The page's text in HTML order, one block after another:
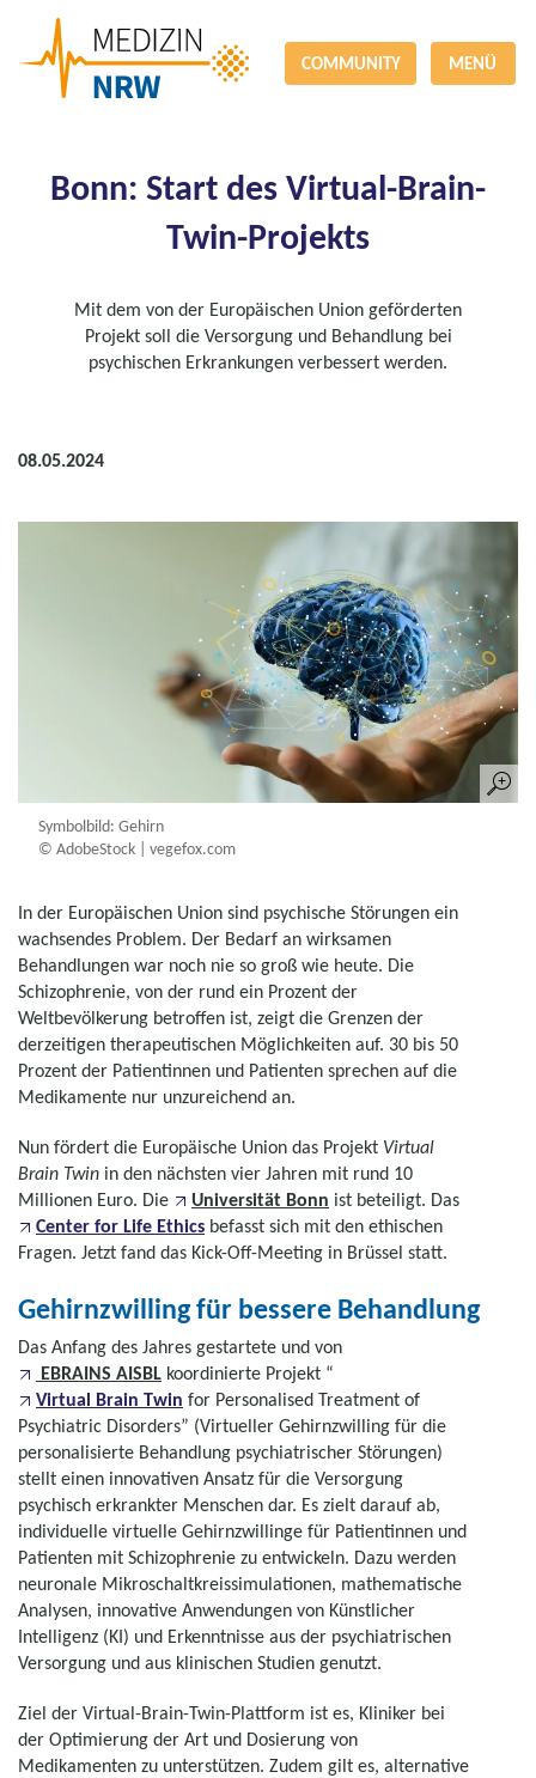
COMMUNITY MENÜ
Bonn: Start des Virtual-Brain-
Twin-Projekts
Mit dem von der Europäischen Union geförderten
Projekt soll die Versorgung und Behandlung bei
psychischen Erkrankungen verbessert werden.
08.05.2024
Symbolbild: Gehirn
© AdobeStock | vegefox.com
In der Europäischen Union sind psychische Störungen ein
wachsendes Problem. Der Bedarf an wirksamen
Behandlungen war noch nie so groß wie heute. Die
Schizophrenie, von der rund ein Prozent der
Weltbevölkerung betroffen ist, zeigt die Grenzen der
derzeitigen therapeutischen Möglichkeiten auf. 30 bis 50
Prozent der Patientinnen und Patienten sprechen auf die
Medikamente nur unzureichend an.
Nun fördert die Europäische Union das Projekt Virtual
Brain Twin in den nächsten vier Jahren mit rund 10
Millionen Euro. Die
Universität Bonn ist beteiligt. Das
Center for Life Ethics befasst sich mit den ethischen
Fragen. Jetzt fand das Kick-Off-Meeting in Brüssel statt.
Gehirnzwilling für bessere Behandlung
Das Anfang des Jahres gestartete und von
EBRAINS AISBL koordinierte Projekt “
Virtual Brain Twin for Personalised Treatment of
Psychiatric Disorders” (Virtueller Gehirnzwilling für die
personalisierte Behandlung psychiatrischer Störungen)
stellt einen innovativen Ansatz für die Versorgung
psychisch erkrankter Menschen dar. Es zielt darauf ab,
individuelle virtuelle Gehirnzwillinge für Patientinnen und
Patienten mit Schizophrenie zu entwickeln. Dazu werden
neuronale Mikroschaltkreissimulationen, mathematische
Analysen, innovative Anwendungen von Künstlicher
Intelligenz (KI) und Erkenntnisse aus der psychiatrischen
Versorgung und aus klinischen Studien genutzt.
Ziel der Virtual-Brain-Twin-Plattform ist es, Kliniker bei
der Optimierung der Art und Dosierung von
Medikamenten zu unterstützen. Zudem gilt es, alternative